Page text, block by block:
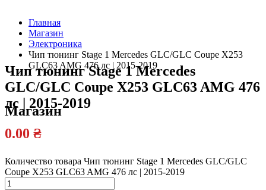
Главная
Магазин
Электроника
Чип тюнинг Stage 1 Mercedes GLC/GLC Coupe X253
GLC63 AMG 476 лс | 2015-2019
Магазин
Чип тюнинг Stage 1 Mercedes
GLC/GLC Coupe X253 GLC63 AMG 476
лс | 2015-2019
0.00 ₴
Количество товара Чип тюнинг Stage 1 Mercedes GLC/GLC
Coupe X253 GLC63 AMG 476 лс | 2015-2019